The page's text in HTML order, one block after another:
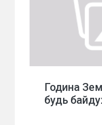
Година
будь